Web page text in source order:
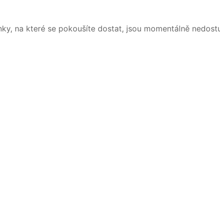
na které se pokoušíte dostat, jsou momentálně